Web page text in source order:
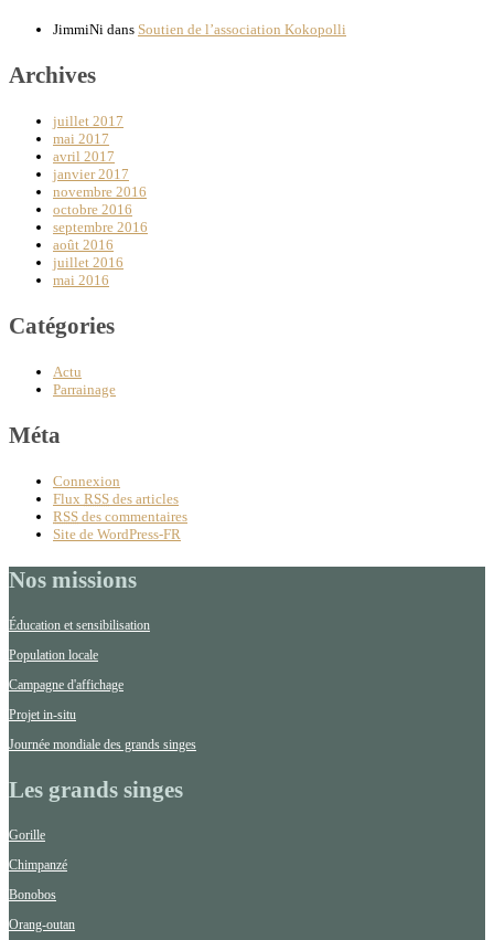
JimmiNi dans Soutien de l’association Kokopolli
Archives
juillet 2017
mai 2017
avril 2017
janvier 2017
novembre 2016
octobre 2016
septembre 2016
août 2016
juillet 2016
mai 2016
Catégories
Actu
Parrainage
Méta
Connexion
Flux RSS des articles
RSS des commentaires
Site de WordPress-FR
Nos missions
Éducation et sensibilisation
Population locale
Campagne d'affichage
Projet in-situ
Journée mondiale des grands singes
Les grands singes
Gorille
Chimpanzé
Bonobos
Orang-outan